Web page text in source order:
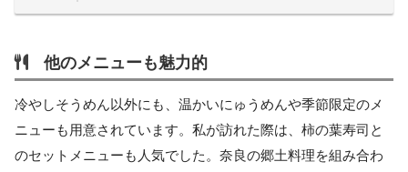
他のメニューも魅力的
冷やしそうめん以外にも、温かいにゅうめんや季節限定のメ
ニューも用意されています。私が訪れた際は、柿の葉寿司と
のセットメニューも人気でした。奈良の郷土料理を組み合わ